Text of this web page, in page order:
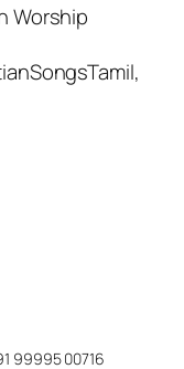
Worship
99995 00716